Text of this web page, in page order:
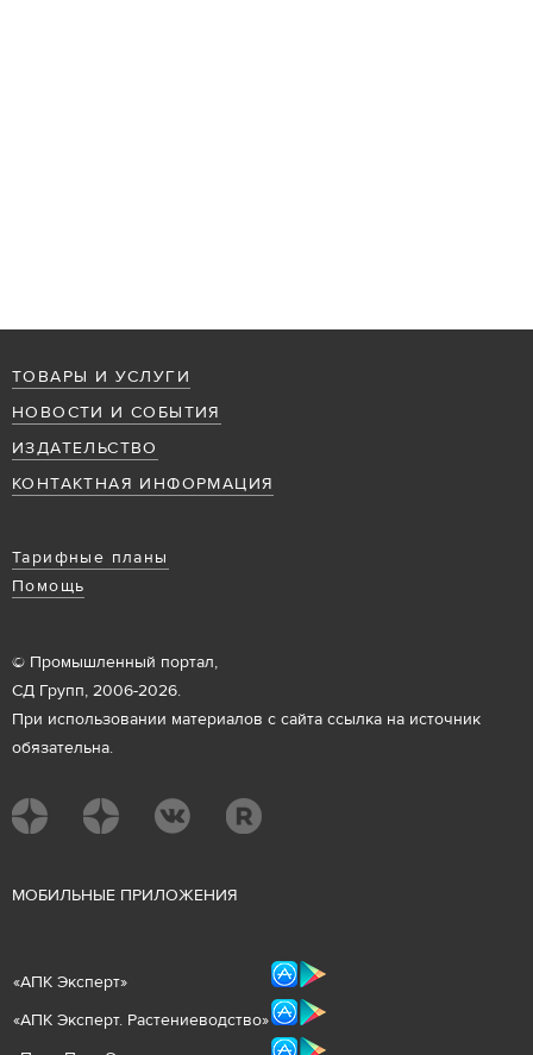
ТОВАРЫ И УСЛУГИ
НОВОСТИ И СОБЫТИЯ
ИЗДАТЕЛЬСТВО
КОНТАКТНАЯ ИНФОРМАЦИЯ
Тарифные планы
Помощь
© Промышленный портал,
СД Групп, 2006-2026.
При использовании материалов с сайта ссылка на источник
обязательна.
МОБИЛЬНЫЕ ПРИЛОЖЕНИЯ
«АПК Эксперт»
«АПК Эксперт. Растениеводство»